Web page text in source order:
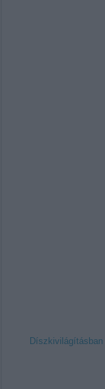
Díszkivilágításban